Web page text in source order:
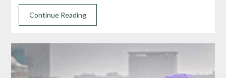
Continue Reading